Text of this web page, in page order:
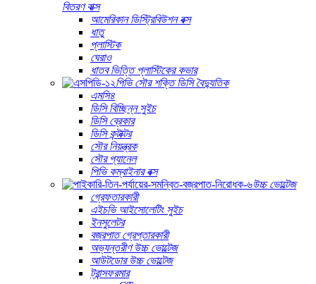
বিতরণ বাক্স
আমেরিকান ডিস্ট্রিবিউশন বক্স
ধাতু
প্লাস্টিক
ঘেরাও
ধাতব ভিত্তি প্লাস্টিকের কভার
পিভি সৌর শক্তি ডিসি বৈদ্যুতিক
এমসি৪
ডিসি বিচ্ছিন্ন সুইচ
ডিসি ব্রেকার
ডিসি কন্টাক্টর
সৌর নিয়ন্ত্রক
সৌর প্যানেল
পিভি কম্বাইনার বক্স
উচ্চ ভোল্টেজ
গ্রেফতারকারী
এইচভি আইসোলেটিং সুইচ
ইনসুলেটর
বজ্রপাত গ্রেপ্তারকারী
অভ্যন্তরীণ উচ্চ ভোল্টেজ
আউটডোর উচ্চ ভোল্টেজ
ট্রান্সফরমার